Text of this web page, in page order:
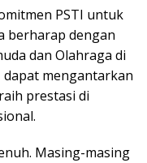
PSTI untuk
berharap dengan
dan Olahraga di
mengantarkan
prestasi di
Masing-masing